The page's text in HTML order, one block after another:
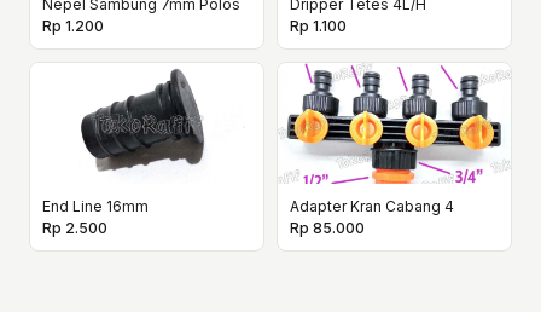
Nepel Sambung 7mm Polos
Rp 1.200
Dripper Tetes 4L/H
Rp 1.100
End Line 16mm
Rp 2.500
Adapter Kran Cabang 4
Rp 85.000